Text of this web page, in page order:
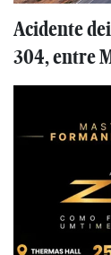
Acidente
304, entre